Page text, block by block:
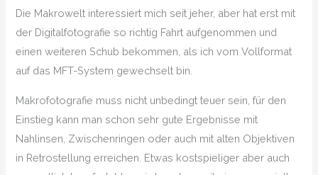
Die Makrowelt interessiert mich seit jeher, aber hat erst mit
der Digitalfotografie so richtig Fahrt aufgenommen und
einen weiteren Schub bekommen, als ich vom Vollformat
auf das MFT-System gewechselt bin.
Makrofotografie muss nicht unbedingt teuer sein, für den
Einstieg kann man schon sehr gute Ergebnisse mit
Nahlinsen, Zwischenringen oder auch mit alten Objektiven
in Retrostellung erreichen. Etwas kostspieliger aber auch